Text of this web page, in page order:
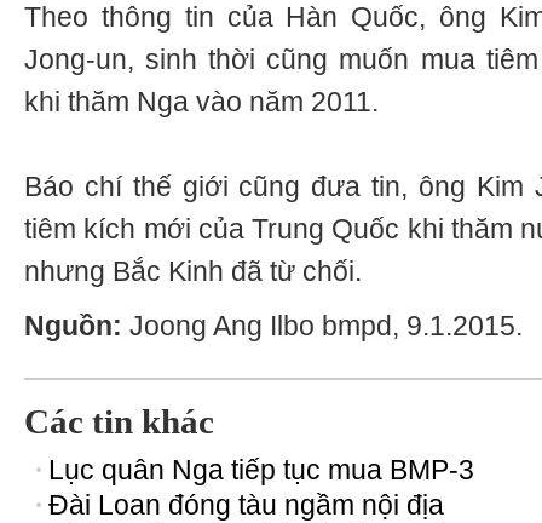
Theo thông tin của Hàn Quốc, ông
Jong-un, sinh thời cũng muốn mua
khi thăm Nga vào năm 2011.
Báo chí thế giới cũng đưa tin, ông Kim
tiêm kích mới của Trung Quốc khi thăm
nhưng Bắc Kinh đã từ chối.
Nguồn: Joong Ang Ilbo bmpd, 9.1.2015.
Các tin khác
Lục quân Nga tiếp tục mua BMP-3
Đài Loan đóng tàu ngầm nội địa